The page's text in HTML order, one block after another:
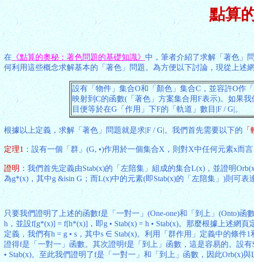
點算
在《點算的奧秘：著色問題的基礎知識》中，筆者介紹了求解「著色」
何利用這些概念求解基本的「著色」問題。為方便以下討論，現從上述
設有「物件」集合O和「顏色」集合C，並容許O作
映射到C的函數(「著色」方案集合用F表示)。如果
目便等於在G「作用」下F的「軌道」數目|F / G|。
根據以上定義，求解「著色」問題就是求|F / G|。我們首先需要以下的「
定理1：設有一個「群」(G, •)作用於一個集合X，則對X中任何元素x而
證明：我們首先定義由Stab(x)的「左陪集」組成的集合L(x)，並證明
為g*(x)，其中g &isin G；而L(x)中的元素(即Stab(x)的「左陪集」)則可
只要我們證明了上述的函數f是「一對一」(One-one)和「到上」(Onto)
h，並設f[g*(x)] = f[h*(x)]，即g • Stab(x) = h • Stab(x)。那麼根據上述網
定義，我們有h = g • s，其中s ∈ Stab(x)。利用「群作用」定義中的條
證得f是「一對一」函數。其次證明f是「到上」函數，這是容易的。設
• Stab(x)。至此我們證明了f是「一對一」和「到上」函數，因此Orb(x)